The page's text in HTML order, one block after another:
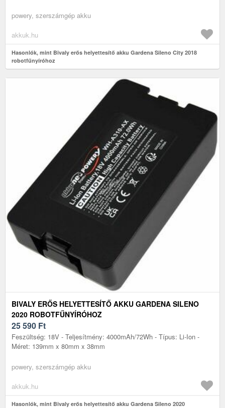
powery, szerszámgép akku
akkuk.hu
Hasonlók, mint Bivaly erős helyettesítő akku Gardena Sileno City 2018
robotfűnyíróhoz
BIVALY ERŐS HELYETTESÍTŐ AKKU GARDENA SILENO
2020 ROBOTFŰNYÍRÓHOZ
25 590 Ft
Feszültség: 18V - Teljesítmény: 4000mAh/72Wh - Típus: Li-Ion -
Méret: 139mm x 80mm x 38mm
powery, szerszámgép akku
akkuk.hu
Hasonlók, mint Bivaly erős helyettesítő akku Gardena Sileno 2020